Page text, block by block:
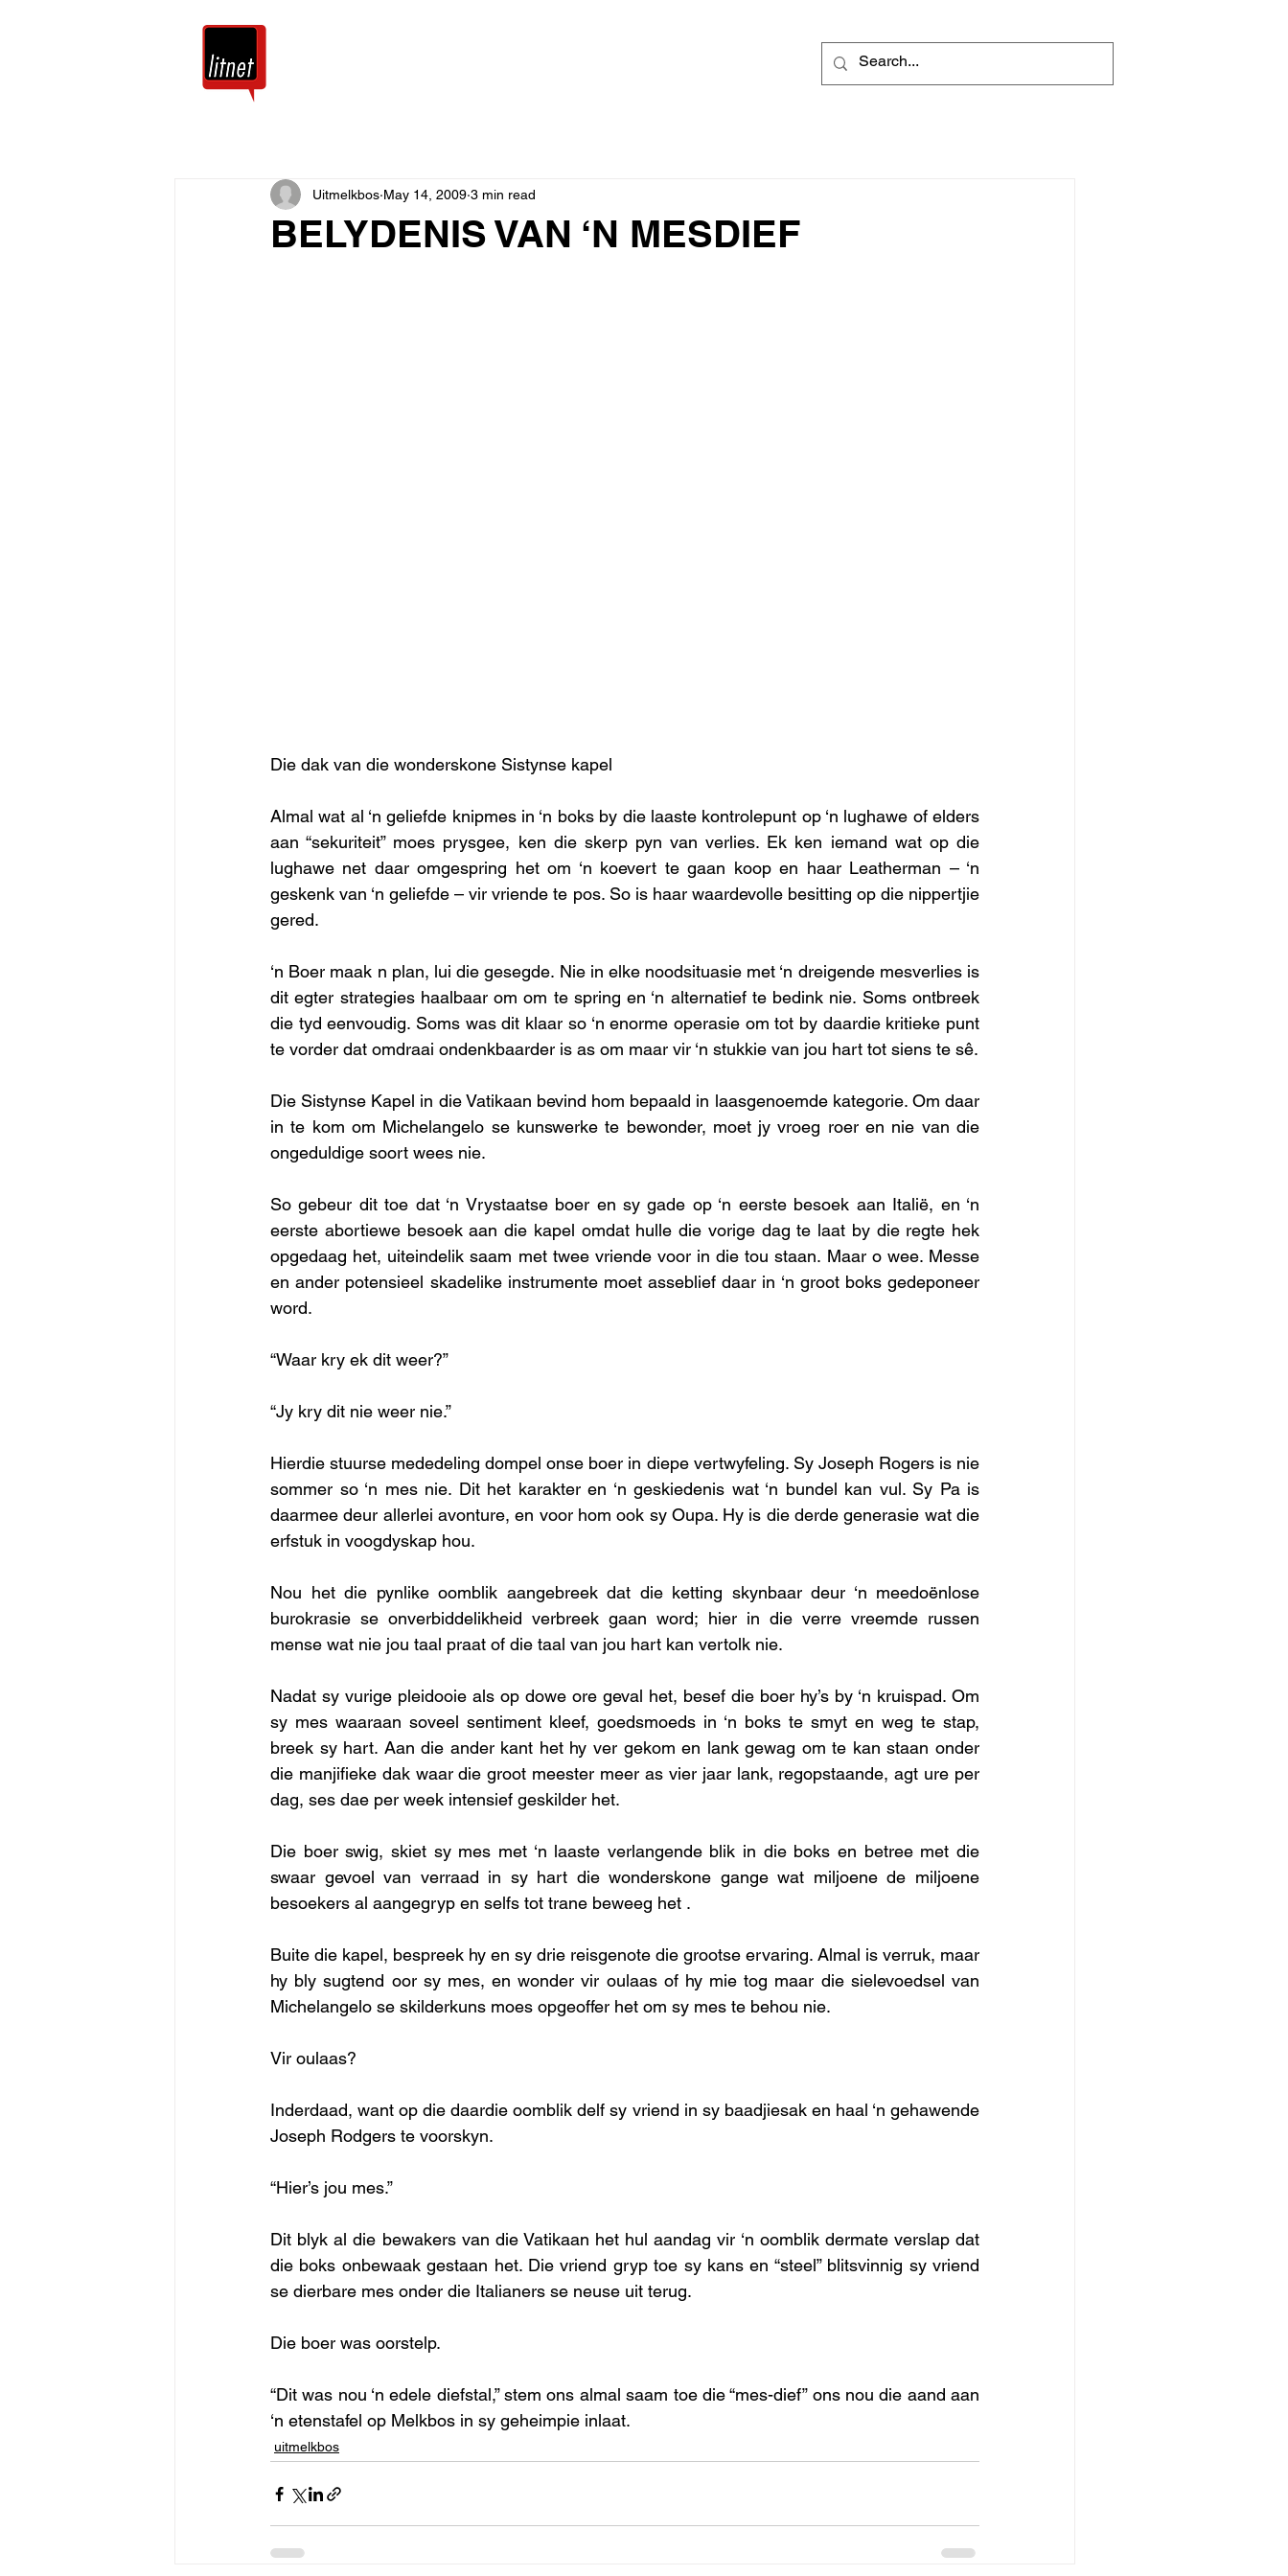
BELYDENIS VAN ‘N MESDIEF
Uitmelkbos May 14, 2009 3 min read
Die dak van die wonderskone Sistynse kapel
Almal wat al ‘n geliefde knipmes in ‘n boks by die laaste kontrolepunt op ‘n lughawe of elders
aan “sekuriteit” moes prysgee, ken die skerp pyn van verlies. Ek ken iemand wat op die
lughawe net daar omgespring het om ‘n koevert te gaan koop en haar Leatherman – ‘n
geskenk van ‘n geliefde – vir vriende te pos. So is haar waardevolle besitting op die nippertjie
gered.
‘n Boer maak n plan, lui die gesegde. Nie in elke noodsituasie met ‘n dreigende mesverlies is
dit egter strategies haalbaar om om te spring en ‘n alternatief te bedink nie. Soms ontbreek
die tyd eenvoudig. Soms was dit klaar so ‘n enorme operasie om tot by daardie kritieke punt
te vorder dat omdraai ondenkbaarder is as om maar vir ‘n stukkie van jou hart tot siens te sê.
Die Sistynse Kapel in die Vatikaan bevind hom bepaald in laasgenoemde kategorie. Om daar
in te kom om Michelangelo se kunswerke te bewonder, moet jy vroeg roer en nie van die
ongeduldige soort wees nie.
So gebeur dit toe dat ‘n Vrystaatse boer en sy gade op ‘n eerste besoek aan Italië, en ‘n
eerste abortiewe besoek aan die kapel omdat hulle die vorige dag te laat by die regte hek
opgedaag het, uiteindelik saam met twee vriende voor in die tou staan. Maar o wee. Messe
en ander potensieel skadelike instrumente moet asseblief daar in ‘n groot boks gedeponeer
word.
“Waar kry ek dit weer?”
“Jy kry dit nie weer nie.”
Hierdie stuurse mededeling dompel onse boer in diepe vertwyfeling. Sy Joseph Rogers is nie
sommer so ‘n mes nie. Dit het karakter en ‘n geskiedenis wat ‘n bundel kan vul. Sy Pa is
daarmee deur allerlei avonture, en voor hom ook sy Oupa. Hy is die derde generasie wat die
erfstuk in voogdyskap hou.
Nou het die pynlike oomblik aangebreek dat die ketting skynbaar deur ‘n meedoënlose
burokrasie se onverbiddelikheid verbreek gaan word; hier in die verre vreemde russen
mense wat nie jou taal praat of die taal van jou hart kan vertolk nie.
Nadat sy vurige pleidooie als op dowe ore geval het, besef die boer hy’s by ‘n kruispad. Om
sy mes waaraan soveel sentiment kleef, goedsmoeds in ‘n boks te smyt en weg te stap,
breek sy hart. Aan die ander kant het hy ver gekom en lank gewag om te kan staan onder
die manjifieke dak waar die groot meester meer as vier jaar lank, regopstaande, agt ure per
dag, ses dae per week intensief geskilder het.
Die boer swig, skiet sy mes met ‘n laaste verlangende blik in die boks en betree met die
swaar gevoel van verraad in sy hart die wonderskone gange wat miljoene de miljoene
besoekers al aangegryp en selfs tot trane beweeg het .
Buite die kapel, bespreek hy en sy drie reisgenote die grootse ervaring. Almal is verruk, maar
hy bly sugtend oor sy mes, en wonder vir oulaas of hy mie tog maar die sielevoedsel van
Michelangelo se skilderkuns moes opgeoffer het om sy mes te behou nie.
Vir oulaas?
Inderdaad, want op die daardie oomblik delf sy vriend in sy baadjiesak en haal ‘n gehawende
Joseph Rodgers te voorskyn.
“Hier’s jou mes.”
Dit blyk al die bewakers van die Vatikaan het hul aandag vir ‘n oomblik dermate verslap dat
die boks onbewaak gestaan het. Die vriend gryp toe sy kans en “steel” blitsvinnig sy vriend
se dierbare mes onder die Italianers se neuse uit terug.
Die boer was oorstelp.
“Dit was nou ‘n edele diefstal,” stem ons almal saam toe die “mes-dief” ons nou die aand aan
‘n etenstafel op Melkbos in sy geheimpie inlaat.
uitmelkbos